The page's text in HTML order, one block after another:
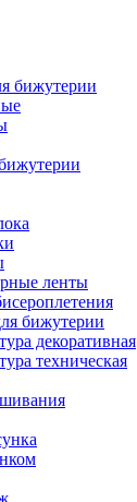
бижутерии
ленты
бижутерии
декоративная
техническая